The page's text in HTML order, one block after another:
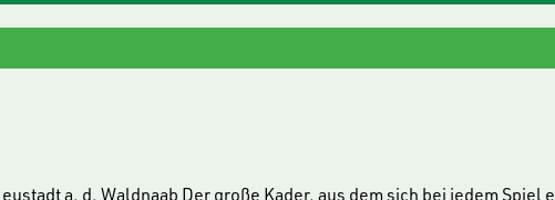
a. d. Waldnaab Der große Kader, aus dem sich bei jedem